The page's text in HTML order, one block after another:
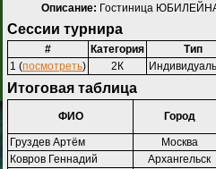
Описание: Гостиница
Сессии турнира
# Категория
Тип
1 (посмотреть) 2К
Итоговая таблица
ФИО Город
Груздев Артём
Москва
Ковров Геннадий
Архангельск